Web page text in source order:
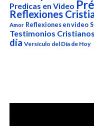
Predicas en Video
Reflexiones
Amor Reflexiones en video
Testimonios Cristianos
día Versículo del Día de Hoy